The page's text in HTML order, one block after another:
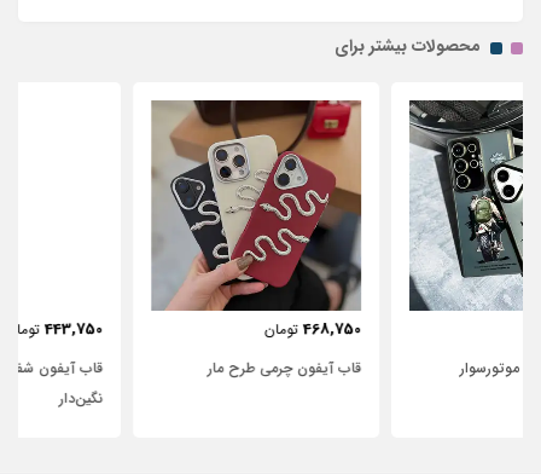
محصولات بیشتر برای
قاب آیفون چرمی طرح مار
قاب آیفون شفاف با پاپیون سفید و